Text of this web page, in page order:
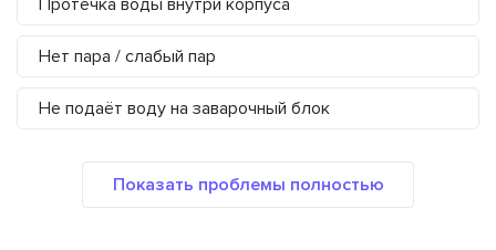
Протечка воды внутри корпуса
Нет пара / слабый пар
Не подаёт воду на заварочный блок